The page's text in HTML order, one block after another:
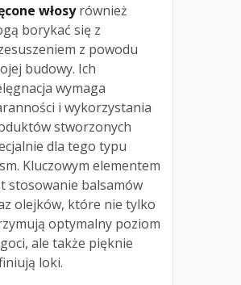
włosyrównież
borykać się z
z powodu
budowy. Ich
wymaga
i wykorzystania
stworzonych
dla tego typu
Kluczowym elementem
stosowanie balsamów
olejków, które nie tylko
optymalny poziom
ale także pięknie
loki.